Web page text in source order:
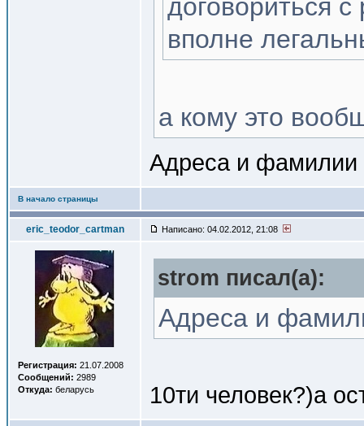
договориться
вполне
а кому это
Адреса и фамилии
В начало страницы
eric_teodor_cartman Написано: 04.02.2012, 21:08
Регистрация: 21.07.2008
Сообщений: 2989
Откуда: беларусь
strom писал(a):
Адреса и
10ти человек?)а